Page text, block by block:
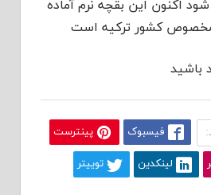
اکنون این بقچه نرم آماده
کشور ترکیه است
باشید
فیسبوک پینترست
لینکدین توییتر